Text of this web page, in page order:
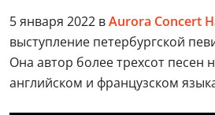
5 января 2022 вAurora Concert
выступление петербургской
Она автор более трехсот песен
английском и французском